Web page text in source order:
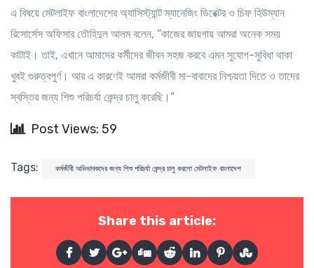
এ বিষয়ে মেটলাইফ বাংলাদেশের অ্যাসিস্ট্যান্ট ম্যানেজিং ডিরেক্টর ও চিফ হিউম্যান
রিসোর্সেস অফিসার তৌহিদুল আলম বলেন, “কাজের জায়গায় আমরা অনেক সময়
কাটাই। তাই, এখানে আমাদের কর্মীদের জীবন সহজ করবে এমন সুযোগ-সুবিধা থাকা
খুবই গুরুত্বপুর্ণ। আর এ কারণেই আমরা কর্মজীবী মা-বাবাদের নিশ্চয়তা দিতে ও তাদের
স্বস্তির জন্য শিশু পরিচর্যা কেন্দ্র চালু করেছি।”
Post Views: 59
Tags: কর্মজীবী অভিভাবকদের জন্য শিশু পরিচর্যা কেন্দ্র চালু করলো মেটলাইফ বাংলাদেশ
Share this article: